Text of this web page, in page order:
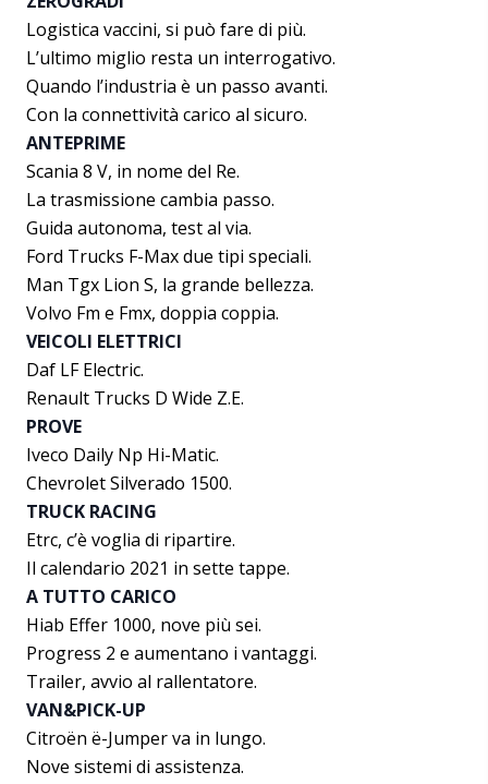
Logistica vaccini, si può fare di più.
L’ultimo miglio resta un interrogativo.
Quando l’industria è un passo avanti.
Con la connettività carico al sicuro.
ANTEPRIME
Scania 8 V, in nome del Re.
La trasmissione cambia passo.
Guida autonoma, test al via.
Ford Trucks F-Max due tipi speciali.
Man Tgx Lion S, la grande bellezza.
Volvo Fm e Fmx, doppia coppia.
VEICOLI ELETTRICI
Daf LF Electric.
Renault Trucks D Wide Z.E.
PROVE
Iveco Daily Np Hi-Matic.
Chevrolet Silverado 1500.
TRUCK RACING
Etrc, c’è voglia di ripartire.
Il calendario 2021 in sette tappe.
A TUTTO CARICO
Hiab Effer 1000, nove più sei.
Progress 2 e aumentano i vantaggi.
Trailer, avvio al rallentatore.
VAN&PICK-UP
Citroën ë-Jumper va in lungo.
Nove sistemi di assistenza.